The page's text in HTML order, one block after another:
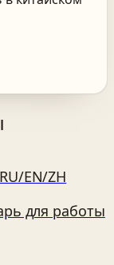
EN/ZH
для работы